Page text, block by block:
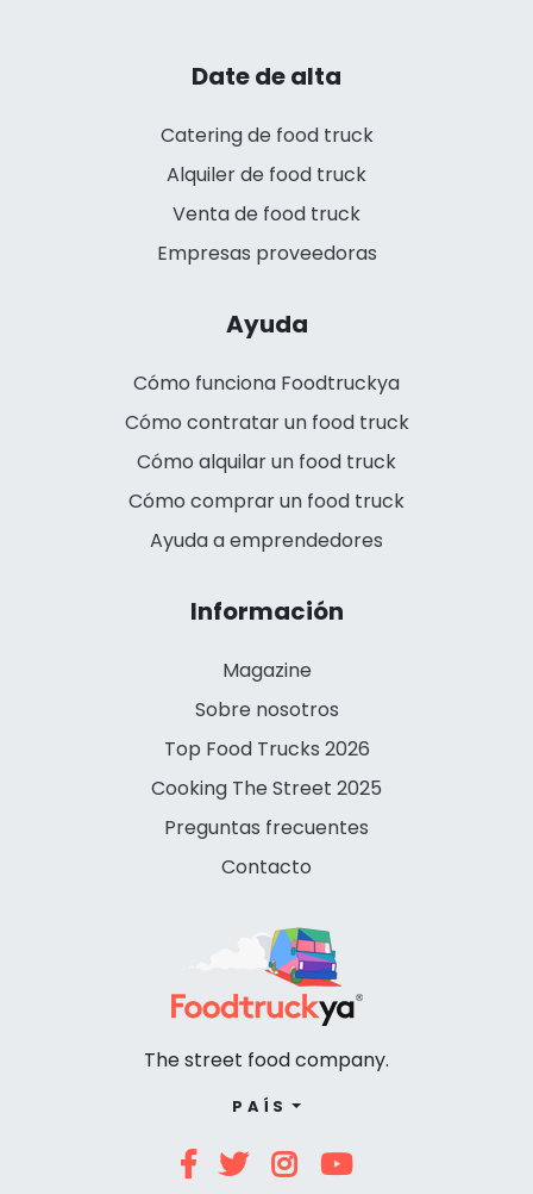
Date de alta
Catering de food truck
Alquiler de food truck
Venta de food truck
Empresas proveedoras
Ayuda
Cómo funciona Foodtruckya
Cómo contratar un food truck
Cómo alquilar un food truck
Cómo comprar un food truck
Ayuda a emprendedores
Información
Magazine
Sobre nosotros
Top Food Trucks 2026
Cooking The Street 2025
Preguntas frecuentes
Contacto
The street food company.
PAÍS